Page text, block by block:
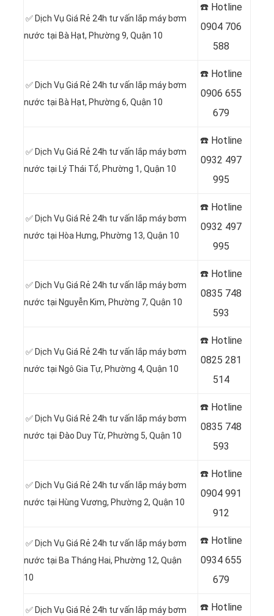
✅ Dịch Vụ Giá Rẻ 24h tư vấn lắp máy bơm
nước tại Bà Hạt, Phường 9, Quận 10
☎️ Hotline
0904 706
588
✅ Dịch Vụ Giá Rẻ 24h tư vấn lắp máy bơm
nước tại Bà Hạt, Phường 6, Quận 10
☎️ Hotline
0906 655
679
✅ Dịch Vụ Giá Rẻ 24h tư vấn lắp máy bơm
nước tại Lý Thái Tổ, Phường 1, Quận 10
☎️ Hotline
0932 497
995
✅ Dịch Vụ Giá Rẻ 24h tư vấn lắp máy bơm
nước tại Hòa Hưng, Phường 13, Quận 10
☎️ Hotline
0932 497
995
✅ Dịch Vụ Giá Rẻ 24h tư vấn lắp máy bơm
nước tại Nguyễn Kim, Phường 7, Quận 10
☎️ Hotline
0835 748
593
✅ Dịch Vụ Giá Rẻ 24h tư vấn lắp máy bơm
nước tại Ngô Gia Tự, Phường 4, Quận 10
☎️ Hotline
0825 281
514
✅ Dịch Vụ Giá Rẻ 24h tư vấn lắp máy bơm
nước tại Đào Duy Từ, Phường 5, Quận 10
☎️ Hotline
0835 748
593
✅ Dịch Vụ Giá Rẻ 24h tư vấn lắp máy bơm
nước tại Hùng Vương, Phường 2, Quận 10
☎️ Hotline
0904 991
912
✅ Dịch Vụ Giá Rẻ 24h tư vấn lắp máy bơm
nước tại Ba Tháng Hai, Phường 12, Quận
10
☎️ Hotline
0934 655
679
✅ Dịch Vụ Giá Rẻ 24h tư vấn lắp máy bơm ☎️ Hotline